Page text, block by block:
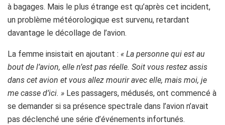
à bagages. Mais le plus étrange est qu’après cet incident,
un problème météorologique est survenu, retardant
davantage le décollage de l’avion.
La femme insistait en ajoutant : « La personne qui est au
bout de l’avion, elle n’est pas réelle. Soit vous restez assis
dans cet avion et vous allez mourir avec elle, mais moi, je
me casse d’ici. » Les passagers, médusés, ont commencé à
se demander si sa présence spectrale dans l’avion n’avait
pas déclenché une série d’événements infortunés.